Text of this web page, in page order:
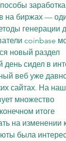
на биржах —
генерации
coinbase
новый раздел
сидел в
веб уже
сайтах. На
множество
итоге
на изменении
была